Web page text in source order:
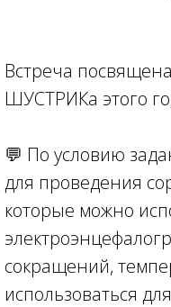
Встреча
ШУСТРИКа этого
💬 По условию
для проведения
которые можно
сокращений,
использоваться